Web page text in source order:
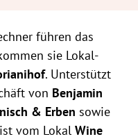
führen das
sie Lokal-
. Unterstützt
von Benjamin
& Erben sowie
vom Lokal Wine